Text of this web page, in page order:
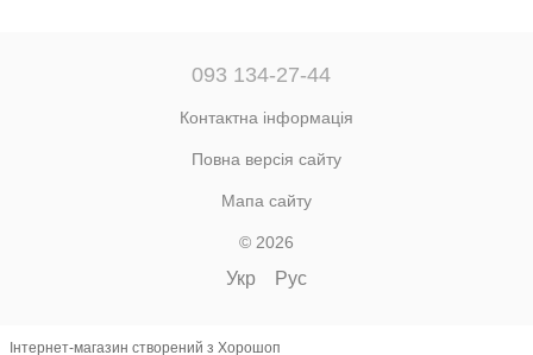
093 134-27-44
Контактна інформація
Повна версія сайту
Мапа сайту
© 2026
Укр Рус
Інтернет-магазин створений з Хорошоп